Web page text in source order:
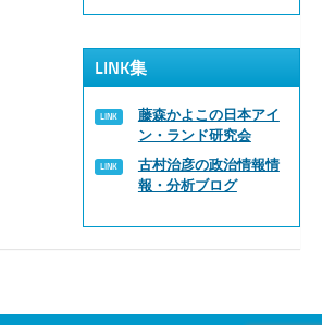
LINK集
藤森かよこの日本アイ
ン・ランド研究会
古村治彦の政治情報情
報・分析ブログ